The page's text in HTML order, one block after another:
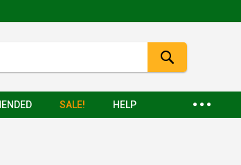
SALE! HELP